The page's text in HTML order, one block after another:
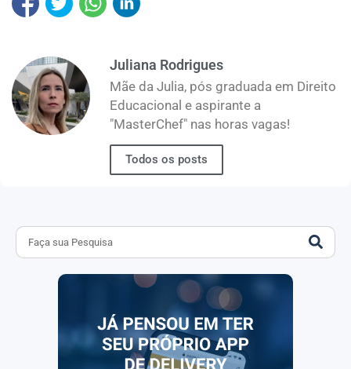
Juliana Rodrigues
Mãe da Julia, pós graduada em Direito
Educacional e aspirante a
"MasterChef" nas horas vagas!
Todos os posts